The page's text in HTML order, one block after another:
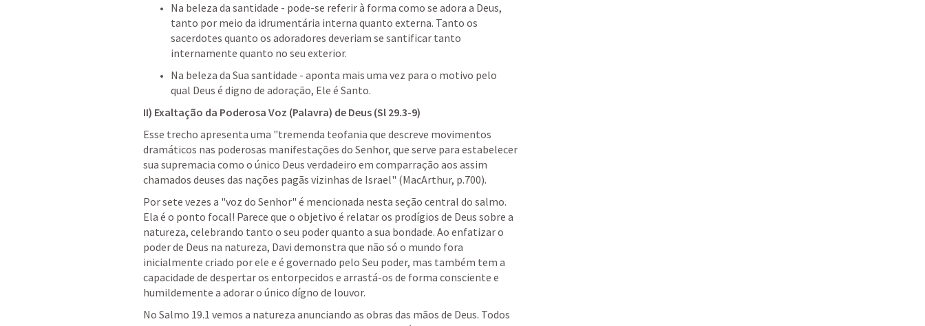
Na beleza da santidade - pode-se referir à forma como se adora a Deus,
tanto por meio da idrumentária interna quanto externa. Tanto os
sacerdotes quanto os adoradores deveriam se santificar tanto
internamente quanto no seu exterior.
Na beleza da Sua santidade - aponta mais uma vez para o motivo pelo
qual Deus é digno de adoração, Ele é Santo.
II) Exaltação da Poderosa Voz (Palavra) de Deus (Sl 29.3-9)
Esse trecho apresenta uma "tremenda teofania que descreve movimentos
dramáticos nas poderosas manifestações do Senhor, que serve para estabelecer
sua supremacia como o único Deus verdadeiro em comparração aos assim
chamados deuses das nações pagãs vizinhas de Israel" (MacArthur, p.700).
Por sete vezes a "voz do Senhor" é mencionada nesta seção central do salmo.
Ela é o ponto focal! Parece que o objetivo é relatar os prodígios de Deus sobre a
natureza, celebrando tanto o seu poder quanto a sua bondade. Ao enfatizar o
poder de Deus na natureza, Davi demonstra que não só o mundo fora
inicialmente criado por ele e é governado pelo Seu poder, mas também tem a
capacidade de despertar os entorpecidos e arrastá-os de forma consciente e
humildemente a adorar o único dígno de louvor.
No Salmo 19.1 vemos a natureza anunciando as obras das mãos de Deus. Todos